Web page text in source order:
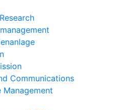
Communications
Management